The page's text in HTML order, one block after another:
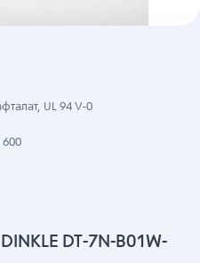
DT-7N-B01W-
UL 94 V-0